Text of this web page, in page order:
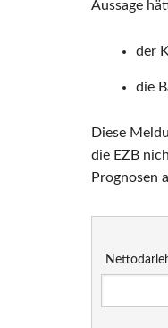
Aussage
der
die
Diese
die EZB
Prognosen